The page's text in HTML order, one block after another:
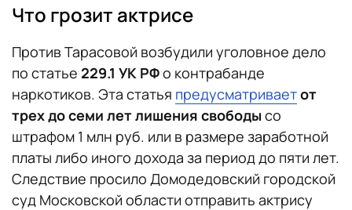
Что грозит актрисе
Против Тарасовой возбудили уголовное дело
по статье 229.1 УК РФо контрабанде
наркотиков. Эта статья предусматриваетот
трех до семи лет лишения свободы со
штрафом 1 млн руб. или в размере заработной
платы либо иного дохода за период до пяти лет.
Следствие просило Домодедовский городской
суд Московской области отправить актрису